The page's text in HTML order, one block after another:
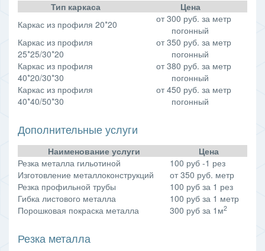
Тип каркаса
Цена
Каркас из профиля 20*20
от 300 руб. за метр
погонный
Каркас из профиля
25*25/30*20
от 350 руб. за метр
погонный
Каркас из профиля
40*20/30*30
от 380 руб. за метр
погонный
Каркас из профиля
40*40/50*30
от 450 руб. за метр
погонный
Дополнительные услуги
Наименование услуги
Цена
Резка металла гильотиной
100 руб -1 рез
Изготовление металлоконструкций
от 350 руб. метр
Резка профильной трубы
100 руб за 1 рез
Гибка листового металла
100 руб за 1 метр
Порошковая покраска металла
300 руб за 1м2
Резка металла